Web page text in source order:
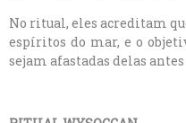
No ritual, eles acreditam
espíritos do mar, e o
sejam afastadas delas antes